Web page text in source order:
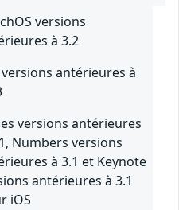
versions
à 3.2
versions antérieures à
versions antérieures
Numbers versions
à 3.1 et Keynote
antérieures à 3.1
iOS